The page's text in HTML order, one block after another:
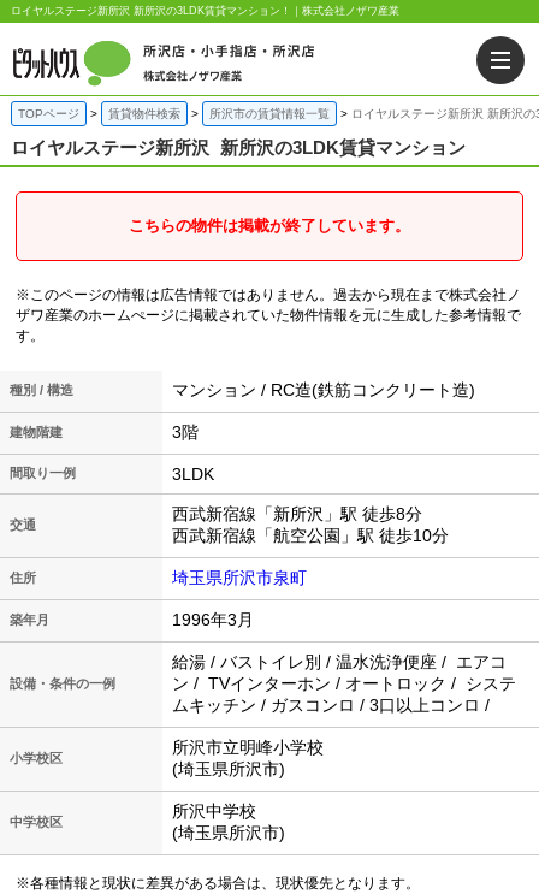
ロイヤルステージ新所沢 新所沢の3LDK賃貸マンション！｜株式会社ノザワ産業
TOPページ 賃貸物件検索 所沢市の賃貸情報一覧 ロイヤルステージ新所沢 新所沢
ロイヤルステージ新所沢 新所沢の3LDK賃貸マンション
こちらの物件は掲載が終了しています。
※このページの情報は広告情報ではありません。過去から現在まで株式会社ノ
ザワ産業のホームぺージに掲載されていた物件情報を元に生成した参考情報で
す。
種別 / 構造 マンション / RC造(鉄筋コンクリート造)
建物階建 3階
間取り一例 3LDK
交通
西武新宿線「新所沢」駅 徒歩8分
西武新宿線「航空公園」駅 徒歩10分
住所 埼玉県所沢市泉町
築年月 1996年3月
設備・条件の一例
給湯 / バストイレ別 / 温水洗浄便座 / エアコ
ン / TVインターホン / オートロック / システ
ムキッチン / ガスコンロ / 3口以上コンロ /
小学校区
所沢市立明峰小学校
(埼玉県所沢市)
中学校区
所沢中学校
(埼玉県所沢市)
※各種情報と現状に差異がある場合は、現状優先となります。